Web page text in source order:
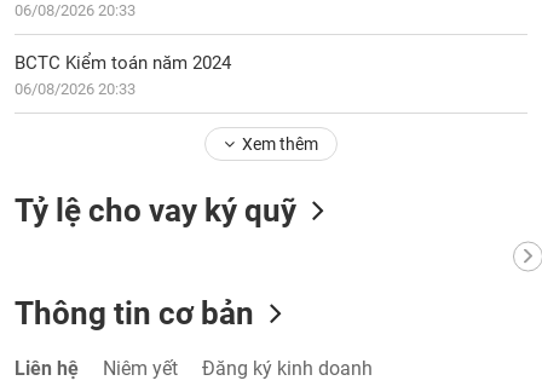
06/08/2026 20:33
BCTC Kiểm toán năm 2024
06/08/2026 20:33
Xem thêm
Tỷ lệ cho vay ký quỹ
Thông tin cơ bản
Liên hệ Niêm yết Đăng ký kinh doanh